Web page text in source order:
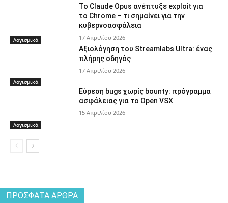
Λογισμικά
Το Claude Opus ανέπτυξε exploit για
το Chrome – τι σημαίνει για την
κυβερνοασφάλεια
17 Απριλίου 2026
Λογισμικά
Αξιολόγηση του Streamlabs Ultra: ένας
πλήρης οδηγός
17 Απριλίου 2026
Λογισμικά
Εύρεση bugs χωρίς bounty: πρόγραμμα
ασφάλειας για το Open VSX
15 Απριλίου 2026
ΠΡΌΣΦΑΤΑ ΆΡΘΡΑ